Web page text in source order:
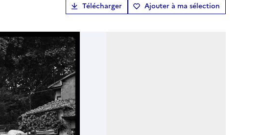
Télécharger Ajouter à ma sélection